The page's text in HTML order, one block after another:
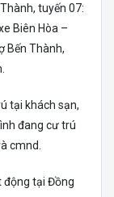
tuyến 07:
Biên Hòa –
Bến Thành,
tại khách sạn,
đang cư trú
cmnd.
động tại Đồng